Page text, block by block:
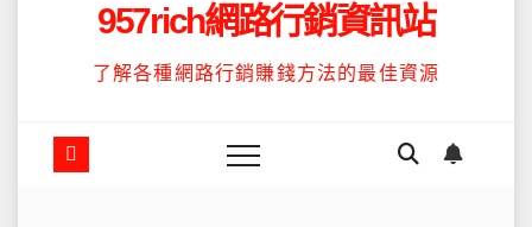
957rich網路行銷資訊站
了解各種網路行銷賺錢方法的最佳資源